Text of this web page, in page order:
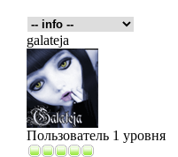
galateja
Пользователь 1 уровня